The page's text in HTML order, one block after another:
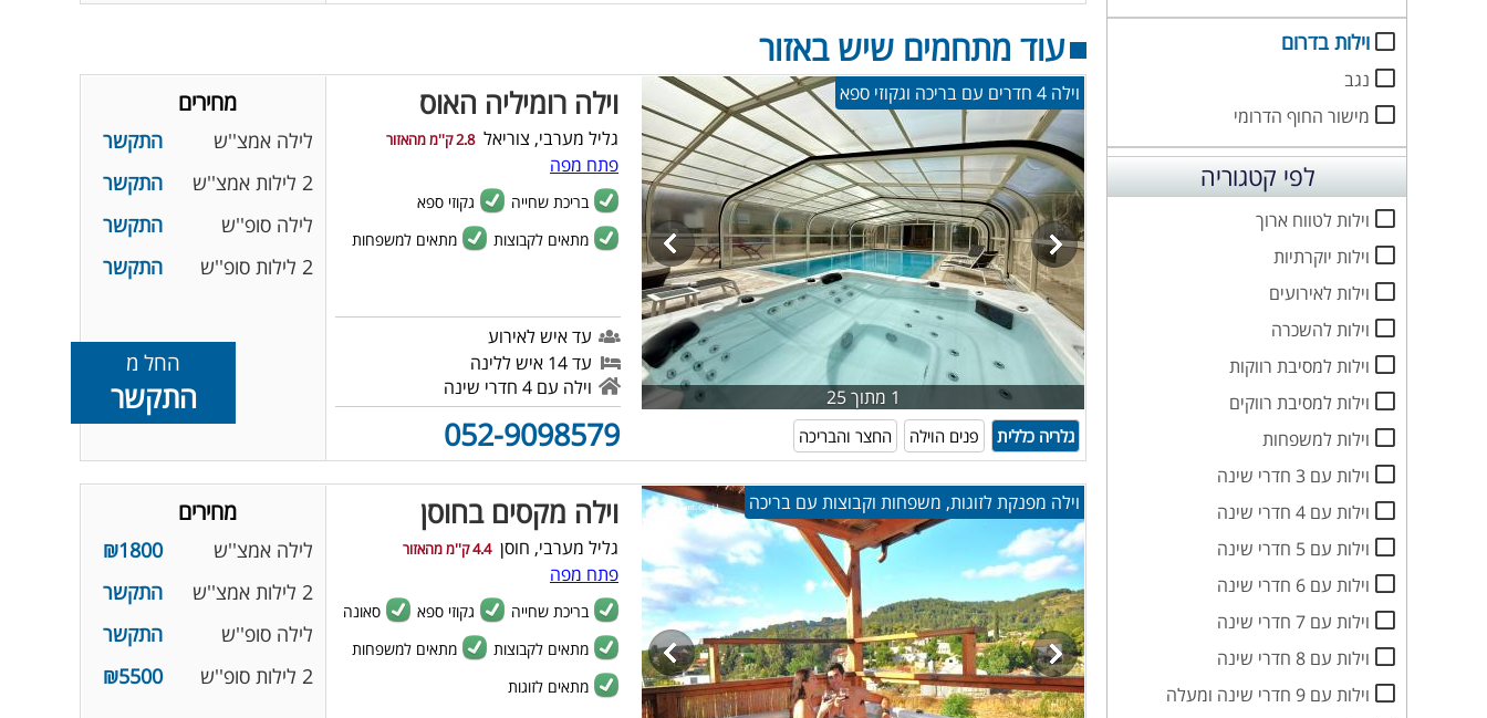
וילות בדרום
נגב
מישור החוף הדרומי
לפי קטגוריה
וילות לטווח ארוך
וילות יוקרתיות
וילות לאירועים
וילות להשכרה
וילות למסיבת רווקות
וילות למסיבת רווקים
וילות למשפחות
וילות עם 3 חדרי שינה
וילות עם 4 חדרי שינה
וילות עם 5 חדרי שינה
וילות עם 6 חדרי שינה
וילות עם 7 חדרי שינה
וילות עם 8 חדרי שינה
וילות עם 9 חדרי שינה ומעלה
עוד מתחמים שיש באזור
1 מתוך 25
גלריה כללית פנים הוילה החצר והבריכה
וילה 4 חדרים עם בריכה וגקוזי ספא וילה רומיליה האוס
גליל מערבי, צוריאל 2.8 ק''מ מהאזור
פתח מפה
בריכת שחייה
גקוזי ספא
מתאים לקבוצות
מתאים למשפחות
עד איש לאירוע
עד 14 איש ללינה
וילה עם 4 חדרי שינה
052-9098579
מחירים
לילה אמצ''ש
התקשר
2 לילות אמצ''ש
התקשר
לילה סופ''ש
התקשר
2 לילות סופ''ש
התקשר
החל מ
התקשר
וילה מפנקת לזוגות, משפחות וקבוצות עם בריכה וילה מקסים בחוסן
גליל מערבי, חוסן 4.4 ק''מ מהאזור
פתח מפה
בריכת שחייה גקוזי ספא
סאונה
מתאים לקבוצות
מתאים למשפחות
מתאים לזוגות
מחירים
לילה אמצ''ש
₪1800
2 לילות אמצ''ש
התקשר
לילה סופ''ש
התקשר
2 לילות סופ''ש
₪5500